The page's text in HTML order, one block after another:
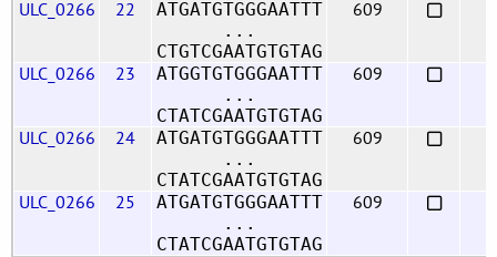
ULC_0266 22
ATGATGTGGGAATTT
...
CTGTCGAATGTGTAG
609
ULC_0266 23
ATGGTGTGGGAATTT
...
CTATCGAATGTGTAG
609
ULC_0266 24
ATGATGTGGGAATTT
...
CTATCGAATGTGTAG
609
ULC_0266 25
ATGATGTGGGAATTT
...
CTATCGAATGTGTAG
609